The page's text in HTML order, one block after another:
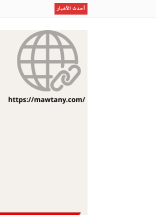
أحدث الأخبار
على وجه ماء
قدر مكتوب
يقبل المساء ..يتهادى